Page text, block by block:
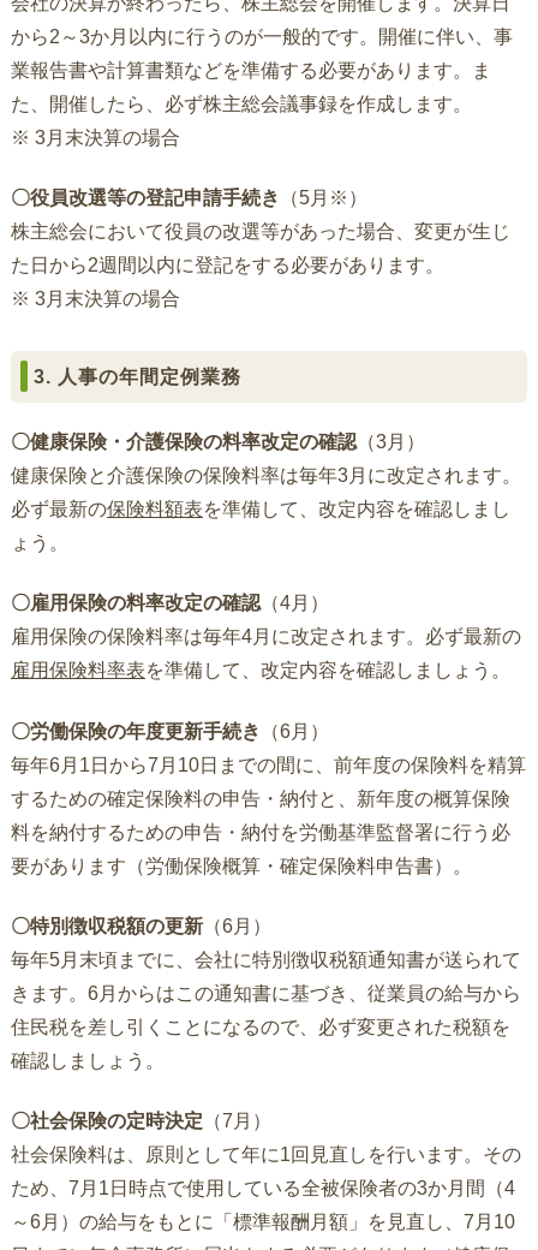
から2～3か月以内に行うのが一般的です。開催に伴い、事
業報告書や計算書類などを準備する必要があります。ま
た、開催したら、必ず株主総会議事録を作成します。
※ 3月末決算の場合
〇役員改選等の登記申請手続き
（5月※）
株主総会において役員の改選等があった場合、変更が生じ
た日から2週間以内に登記をする必要があります。
※ 3月末決算の場合
3. 人事の年間定例業務
〇健康保険・介護保険の料率改定の確認（3月）
健康保険と介護保険の保険料率は毎年3月に改定されます。
必ず最新の保険料額表を準備して、改定内容を確認しまし
ょう。
〇雇用保険の料率改定の確認（4月）
雇用保険の保険料率は毎年4月に改定されます。必ず最新の
雇用保険料率表を準備して、改定内容を確認しましょう。
〇労働保険の年度更新手続き
（6月）
毎年6月1日から7月10日までの間に、前年度の保険料を精算
するための確定保険料の申告・納付と、新年度の概算保険
料を納付するための申告・納付を労働基準監督署に行う必
要があります（労働保険概算・確定保険料申告書）。
〇特別徴収税額の更新（6月）
毎年5月末頃までに、会社に特別徴収税額通知書が送られて
きます。6月からはこの通知書に基づき、従業員の給与から
住民税を差し引くことになるので、必ず変更された税額を
確認しましょう。
〇社会保険の定時決定 （7月）
社会保険料は、原則として年に1回見直しを行います。その
ため、7月1日時点で使用している全被保険者の3か月間（4
～6月）の給与をもとに「標準報酬月額」を見直し、7月10